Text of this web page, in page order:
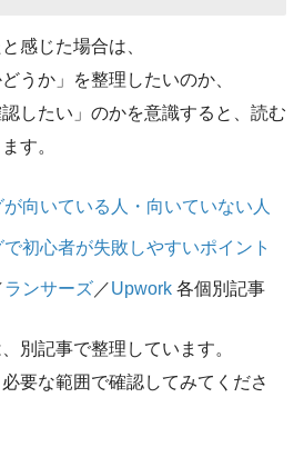
感じた場合は、
うか」を整理したいのか、
認したい」のかを意識すると、読む
す。
向いている人・向いていない人
初心者が失敗しやすいポイント
ランサーズ ／Upwork 各個別記事
別記事で整理しています。
要な範囲で確認してみてくださ